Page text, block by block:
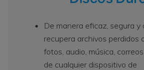
De manera eficaz, segura y
recupera archivos perdidos
fotos, audio, música,
de cualquier dispositivo de